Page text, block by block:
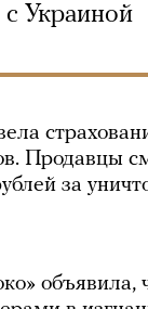
Украиной
Продавцы
за
объявила,